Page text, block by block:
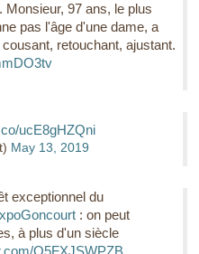
Monsieur, 97 ans, le plus
pas l'âge d'une dame, a
retouchant, ajustant.
ucE8gHZQni
May 13, 2019
exceptionnel du
: on peut
à plus d'un siècle
O5FXJSWPZB